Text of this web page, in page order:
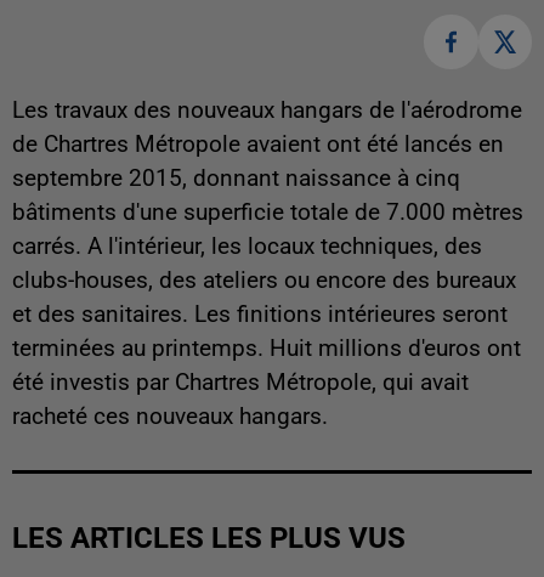
Les travaux des nouveaux hangars de l'aérodrome
de Chartres Métropole avaient ont été lancés en
septembre 2015, donnant naissance à cinq
bâtiments d'une superficie totale de 7.000 mètres
carrés. A l'intérieur, les locaux techniques, des
clubs-houses, des ateliers ou encore des bureaux
et des sanitaires. Les finitions intérieures seront
terminées au printemps. Huit millions d'euros ont
été investis par Chartres Métropole, qui avait
racheté ces nouveaux hangars.
LES ARTICLES LES PLUS VUS